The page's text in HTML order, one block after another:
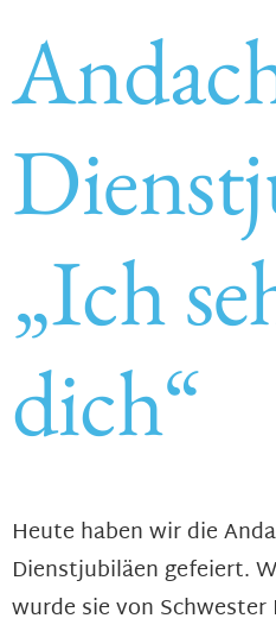
„Ich
dich“
Heute haben wir die
Dienstjubiläen gefeiert.
wurde sie von Schwester